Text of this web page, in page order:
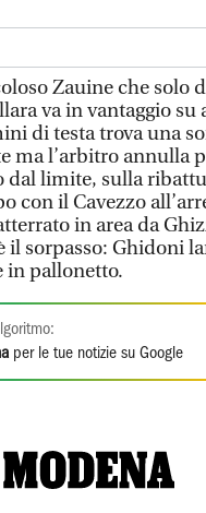
Zauine che solo
va in vantaggio
di testa trova una
ma l’arbitro annulla
dal limite, sulla
con il Cavezzo
in area da
il sorpasso: Ghidoni
in pallonetto.
per le tue notizie su Google